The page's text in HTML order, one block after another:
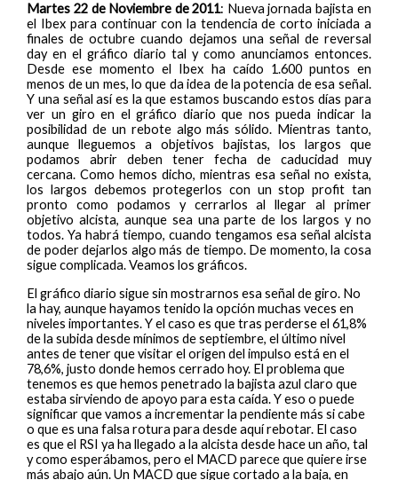
Martes 22 de Noviembre de 2011: Nueva jornada bajista en
el Ibex para continuar con la tendencia de corto iniciada a
finales de octubre cuando dejamos una señal de reversal
day en el gráfico diario tal y como anunciamos entonces.
Desde ese momento el Ibex ha caído 1.600 puntos en
menos de un mes, lo que da idea de la potencia de esa señal.
Y una señal así es la que estamos buscando estos días para
ver un giro en el gráfico diario que nos pueda indicar la
posibilidad de un rebote algo más sólido. Mientras tanto,
aunque lleguemos a objetivos bajistas, los largos que
podamos abrir deben tener fecha de caducidad muy
cercana. Como hemos dicho, mientras esa señal no exista,
los largos debemos protegerlos con un stop profit tan
pronto como podamos y cerrarlos al llegar al primer
objetivo alcista, aunque sea una parte de los largos y no
todos. Ya habrá tiempo, cuando tengamos esa señal alcista
de poder dejarlos algo más de tiempo. De momento, la cosa
sigue complicada. Veamos los gráficos.
El gráfico diario sigue sin mostrarnos esa señal de giro. No
la hay, aunque hayamos tenido la opción muchas veces en
niveles importantes. Y el caso es que tras perderse el 61,8%
de la subida desde mínimos de septiembre, el último nivel
antes de tener que visitar el origen del impulso está en el
78,6%, justo donde hemos cerrado hoy. El problema que
tenemos es que hemos penetrado la bajista azul claro que
estaba sirviendo de apoyo para esta caída. Y eso o puede
significar que vamos a incrementar la pendiente más si cabe
o que es una falsa rotura para desde aquí rebotar. El caso
es que el RSI ya ha llegado a la alcista desde hace un año, tal
y como esperábamos, pero el MACD parece que quiere irse
más abajo aún. Un MACD que sigue cortado a la baja, en